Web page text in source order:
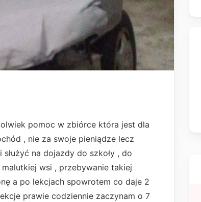
pomoc w zbiórce która jest dla
, nie za swoje pieniądze lecz
służyć na dojazdy do szkoły , do
wsi , przebywanie takiej
a po lekcjach spowrotem co daje 2
prawie codziennie zaczynam o 7